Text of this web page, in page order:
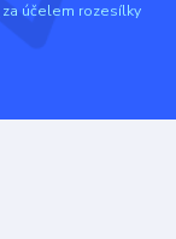
za účelem rozesílky